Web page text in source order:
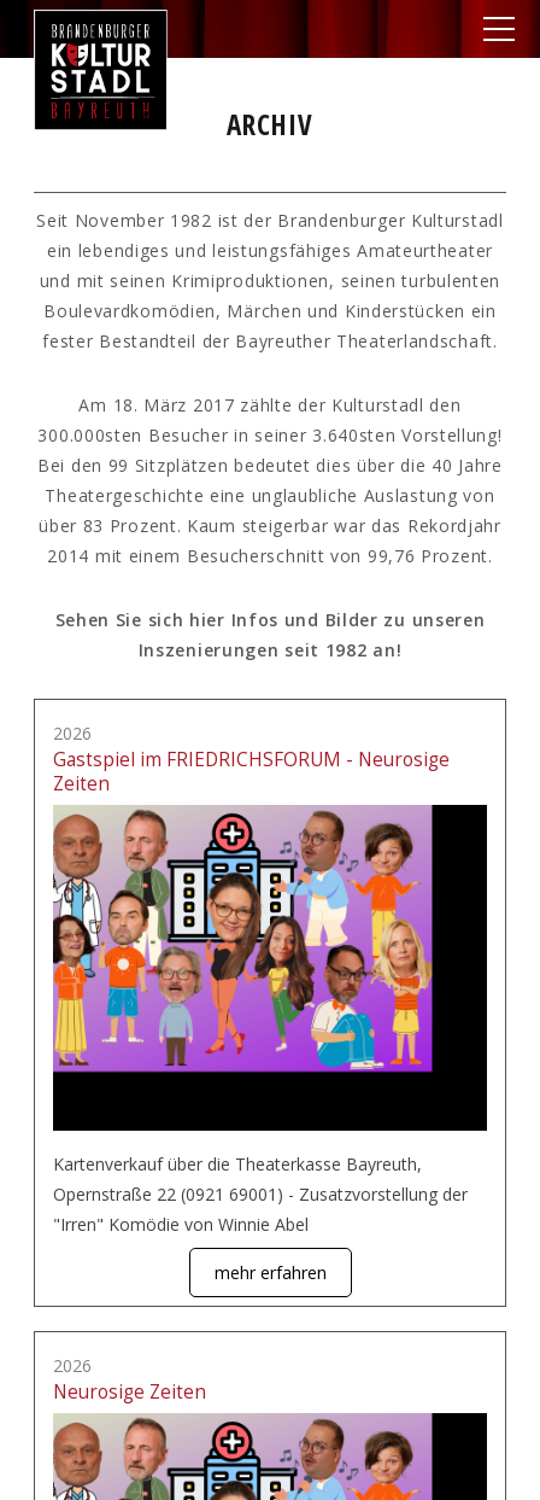
ARCHIV
Seit November 1982 ist der Brandenburger Kulturstadl
ein lebendiges und leistungsfähiges Amateurtheater
und mit seinen Krimiproduktionen, seinen turbulenten
Boulevardkomödien, Märchen und Kinderstücken ein
fester Bestandteil der Bayreuther Theaterlandschaft.
Am 18. März 2017 zählte der Kulturstadl den
300.000sten Besucher in seiner 3.640sten Vorstellung!
Bei den 99 Sitzplätzen bedeutet dies über die 40 Jahre
Theatergeschichte eine unglaubliche Auslastung von
über 83 Prozent. Kaum steigerbar war das Rekordjahr
2014 mit einem Besucherschnitt von 99,76 Prozent.
Sehen Sie sich hier Infos und Bilder zu unseren
Inszenierungen seit 1982 an!
2026
Gastspiel im FRIEDRICHSFORUM - Neurosige
Zeiten
Kartenverkauf über die Theaterkasse Bayreuth,
Opernstraße 22 (0921 69001) - Zusatzvorstellung der
"Irren" Komödie von Winnie Abel
mehr erfahren
2026
Neurosige Zeiten